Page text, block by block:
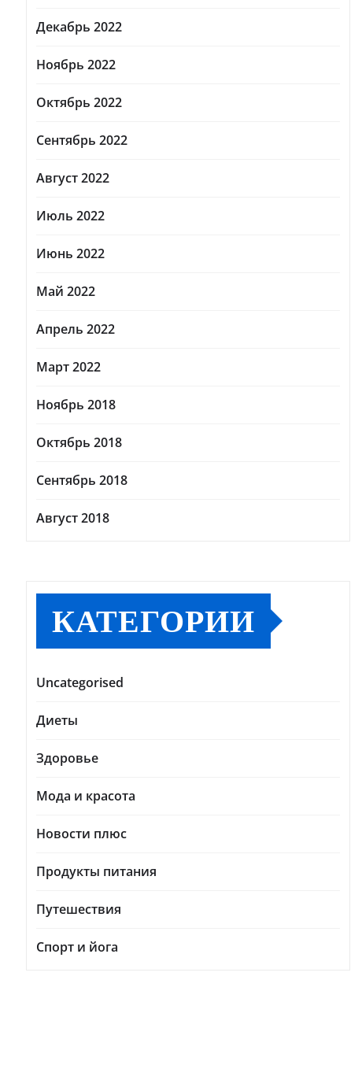
Декабрь 2022
Ноябрь 2022
Октябрь 2022
Сентябрь 2022
Август 2022
Июль 2022
Июнь 2022
Май 2022
Апрель 2022
Март 2022
Ноябрь 2018
Октябрь 2018
Сентябрь 2018
Август 2018
КАТЕГОРИИ
Uncategorised
Диеты
Здоровье
Мода и красота
Новости плюс
Продукты питания
Путешествия
Спорт и йога